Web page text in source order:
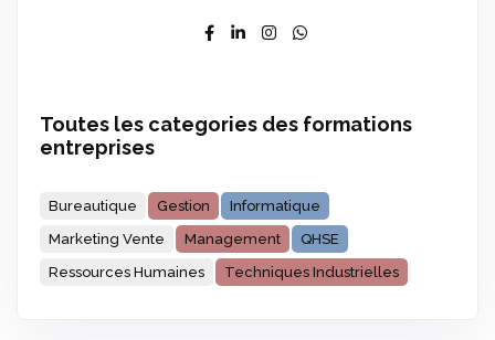
Toutes les categories des formations
entreprises
Bureautique Gestion
Informatique
Marketing Vente
Management
QHSE
Ressources Humaines
Techniques Industrielles